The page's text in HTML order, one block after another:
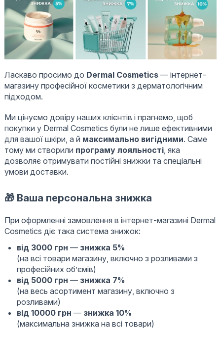
Ласкаво просимо до Dermal Cosmetics— інтернет-
магазину професійної косметики з дерматологічним
підходом.
Ми цінуємо довіру наших клієнтів і прагнемо, щоб
покупки у Dermal Cosmetics були не лише ефективними
для вашої шкіри, а й максимально вигідними. Саме
тому ми створили програму лояльності, яка
дозволяє отримувати постійні знижки та спеціальні
умови доставки.
🎁 Ваша персональна знижка
При оформленні замовлення в інтернет-магазині Dermal
Cosmetics діє така система знижок:
від 3000 грн — знижка 5%
(на всі товари магазину, включно з розливами з
професійних об’ємів)
від 5000 грн — знижка 7%
(на весь асортимент магазину, включно з
розливами)
від 10000 грн — знижка 10%
(максимальна знижка на всі товари)